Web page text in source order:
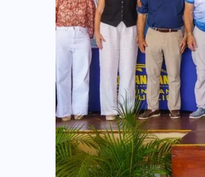
COLABORADORES
NOTICIAS
EL FIN DEL MILAGRO
TULUM EN
TURÍSTICA POR
DE